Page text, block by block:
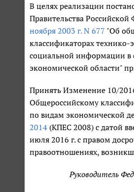
В целях реализации
Правительства Российской
ноября 2003 г. N 677 "Об
классификаторах
социальной информации в
экономической области"
Принять Изменение 10/
Общероссийскому
по видам экономической
2014 (КПЕС 2008) с датой
июля 2016 г. с правом
правоотношениях,
Руководитель